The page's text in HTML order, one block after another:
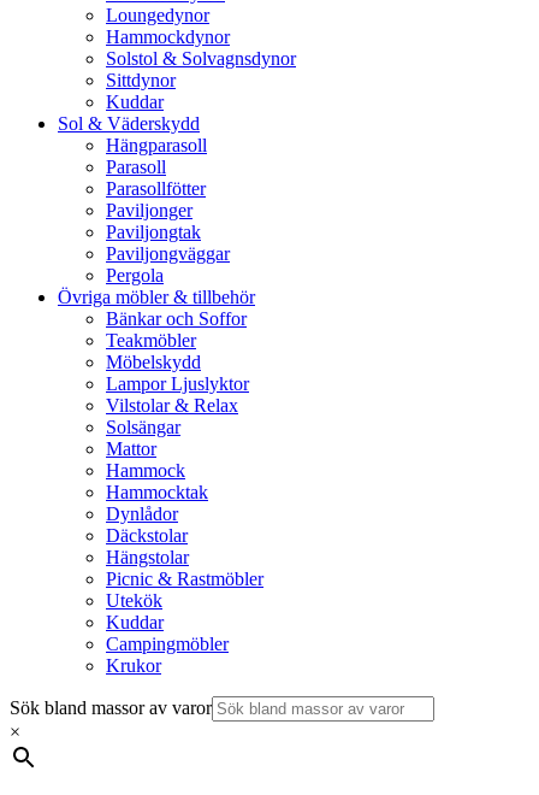
Loungedynor
Hammockdynor
Solstol & Solvagnsdynor
Sittdynor
Kuddar
Sol & Väderskydd
Hängparasoll
Parasoll
Parasollfötter
Paviljonger
Paviljongtak
Paviljongväggar
Pergola
Övriga möbler & tillbehör
Bänkar och Soffor
Teakmöbler
Möbelskydd
Lampor Ljuslyktor
Vilstolar & Relax
Solsängar
Mattor
Hammock
Hammocktak
Dynlådor
Däckstolar
Hängstolar
Picnic & Rastmöbler
Utekök
Kuddar
Campingmöbler
Krukor
Sök bland massor av varor
×